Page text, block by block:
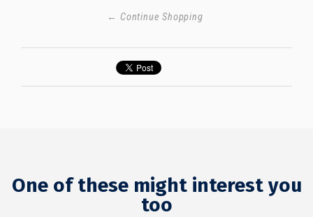
← Continue Shopping
One of these might interest you
too